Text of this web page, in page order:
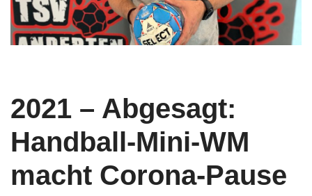
2021 – Abgesagt:
Handball-Mini-WM
macht Corona-Pause